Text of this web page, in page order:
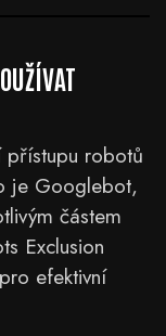
robotů
je Googlebot,
částem
Exclusion
efektivní